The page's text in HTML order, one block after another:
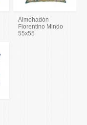
Almohadón
Fiorentino Mindo
55x55